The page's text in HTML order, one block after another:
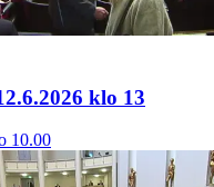
klo 13
10.00